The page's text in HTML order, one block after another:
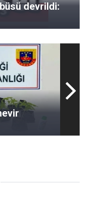
devrildi: